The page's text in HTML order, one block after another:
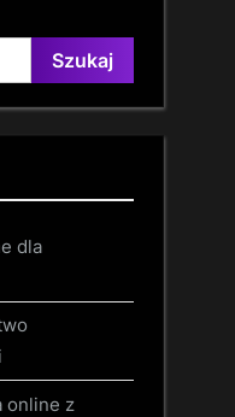
Szukaj
dla
online z